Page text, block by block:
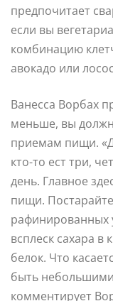
предпочитает
если вы
комбинацию
авокадо или
Ванесса Ворбах
меньше, вы
приемам пищи.
кто-то ест три,
день. Главное
пищи.
рафинированных
всплеск сахара в
белок. Что
быть
комментирует